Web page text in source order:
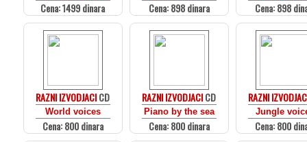
Cena: 1499 dinara Cena: 898 dinara Cena: 898
RAZNI IZVODJACICD
World voices
Cena: 800 dinara
RAZNI IZVODJACICD
Piano by the sea
Cena: 800 dinara
RAZNI
Jungle
Cena: 800